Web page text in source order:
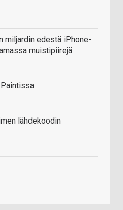
miljardin edestä iPhone-
muistipiirejä
lähdekoodin